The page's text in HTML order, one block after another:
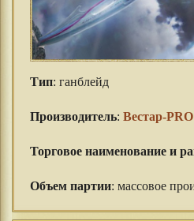
Тип: ганблейд
Производитель: Вестар-PRO
Торговое наименование и
Объем партии: массовое